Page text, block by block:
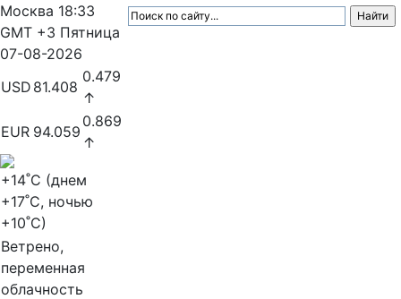
Москва 18:33
GMT +3 Пятница
07-08-2026
USD 81.408
0.479
↑
EUR 94.059
0.869
↑
+14˚C (днем
+17˚C, ночью
+10˚C)
Ветрено,
переменная
облачность